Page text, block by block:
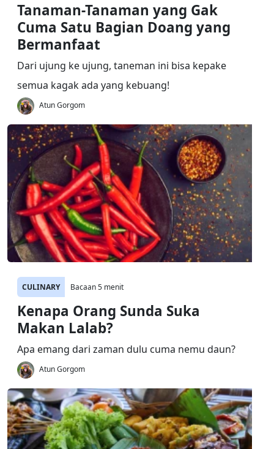
Tanaman-Tanaman yang Gak
Cuma Satu Bagian Doang yang
Bermanfaat
Dari ujung ke ujung, taneman ini bisa kepake
semua kagak ada yang kebuang!
Atun Gorgom
CULINARY Bacaan 5 menit
Kenapa Orang Sunda Suka
Makan Lalab?
Apa emang dari zaman dulu cuma nemu daun?
Atun Gorgom